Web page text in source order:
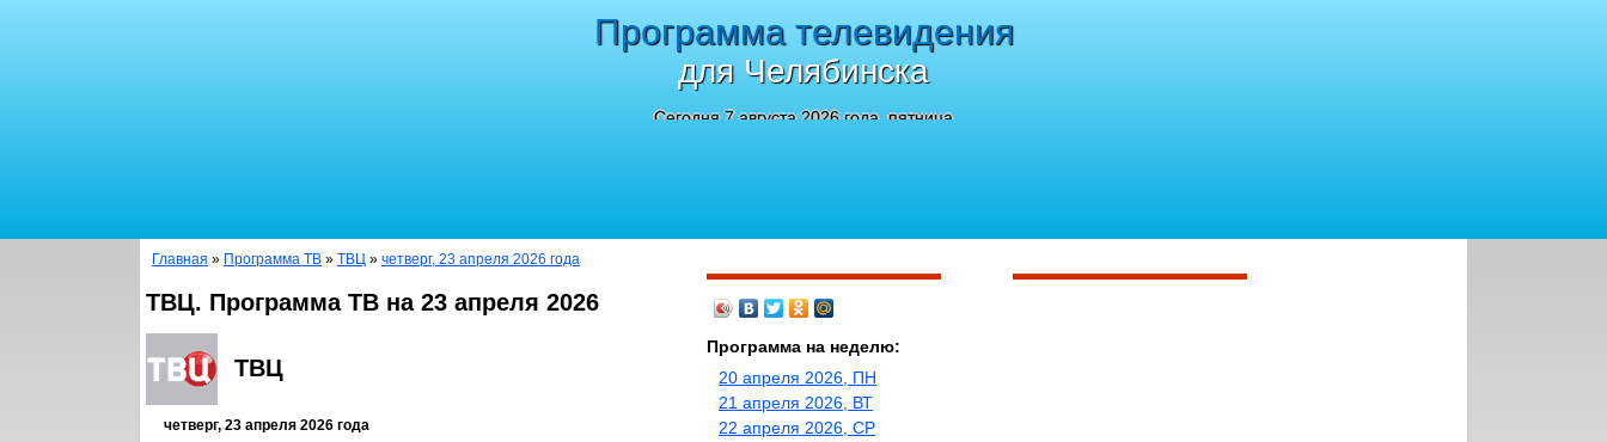
Программа телевидения
для Челябинска
Сегодня 7 августа 2026 года, пятница
Главная » Программа ТВ » ТВЦ » четверг, 23 апреля 2026 года
ТВЦ. Программа ТВ на 23 апреля 2026
ТВЦ
четверг, 23 апреля 2026 года
Программа на неделю:
20 апреля 2026, ПН
21 апреля 2026, ВТ
22 апреля 2026, СР